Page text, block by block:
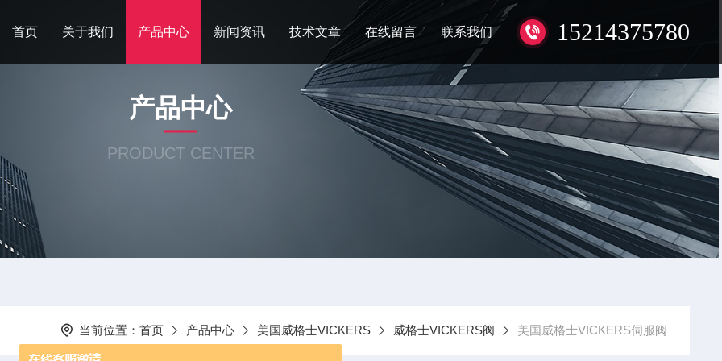
15214375780
首页 关于我们 产品中心 新闻资讯 技术文章 在线留言 联系我们
产品中心
PRODUCT CENTER
当前位置： 首页 产品中心 美国威格士VICKERS 威格士VICKERS阀 美国威格士VICKERS伺服阀